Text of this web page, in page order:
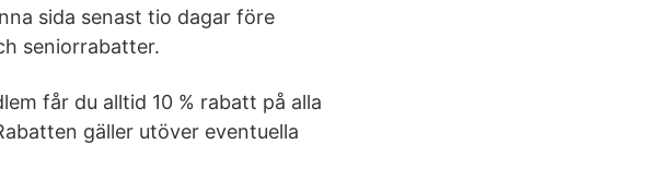
sida senast tio dagar före
seniorrabatter.
får du alltid 10 % rabatt på alla
gäller utöver eventuella